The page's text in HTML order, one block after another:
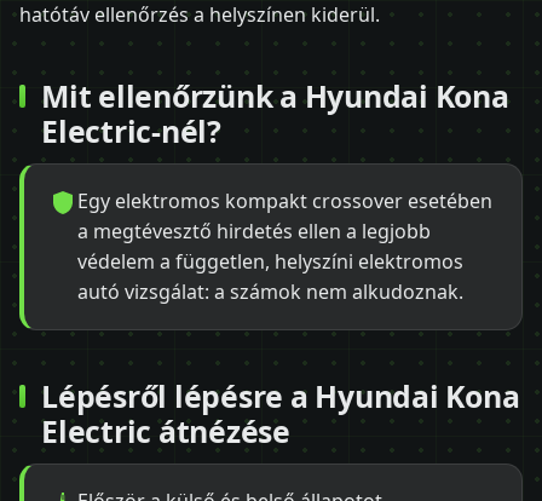
hatótáv ellenőrzés a helyszínen kiderül.
Mit ellenőrzünk a Hyundai Kona
Electric-nél?
Egy elektromos kompakt crossover esetében
a megtévesztő hirdetés ellen a legjobb
védelem a független, helyszíni elektromos
autó vizsgálat: a számok nem alkudoznak.
Lépésről lépésre a Hyundai Kona
Electric átnézése